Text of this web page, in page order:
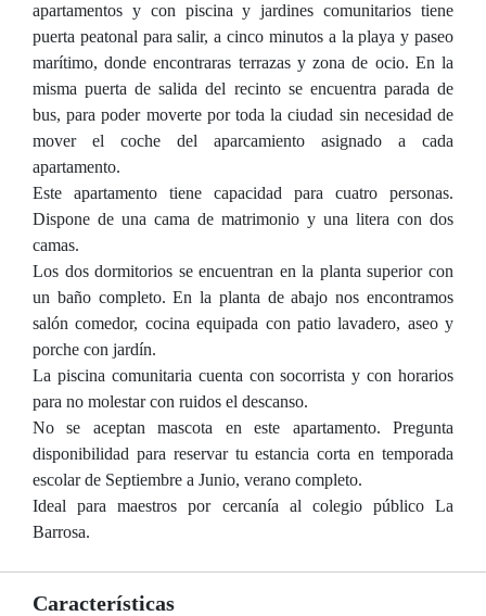
apartamentos y con piscina y jardines comunitarios tiene
puerta peatonal para salir, a cinco minutos a la playa y paseo
marítimo, donde encontraras terrazas y zona de ocio. En la
misma puerta de salida del recinto se encuentra parada de
bus, para poder moverte por toda la ciudad sin necesidad de
mover el coche del aparcamiento asignado a cada
apartamento.
Este apartamento tiene capacidad para cuatro personas.
Dispone de una cama de matrimonio y una litera con dos
camas.
Los dos dormitorios se encuentran en la planta superior con
un baño completo. En la planta de abajo nos encontramos
salón comedor, cocina equipada con patio lavadero, aseo y
porche con jardín.
La piscina comunitaria cuenta con socorrista y con horarios
para no molestar con ruidos el descanso.
No se aceptan mascota en este apartamento. Pregunta
disponibilidad para reservar tu estancia corta en temporada
escolar de Septiembre a Junio, verano completo.
Ideal para maestros por cercanía al colegio público La
Barrosa.
Características